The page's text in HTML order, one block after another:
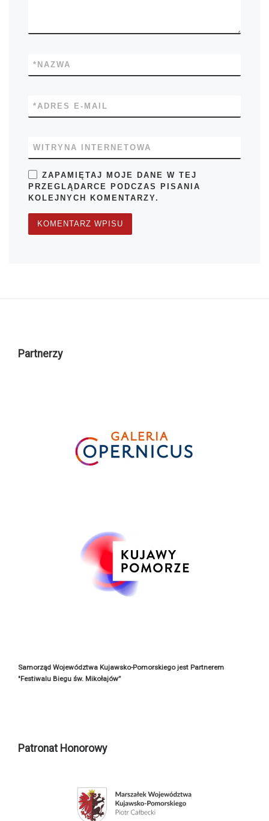
NAZWA
*
ADRES E-MAIL
*
WITRYNA INTERNETOWA
ZAPAMIĘTAJ MOJE DANE W TEJ
PRZEGLĄDARCE PODCZAS PISANIA
KOLEJNYCH KOMENTARZY.
Partnerzy
Samorząd Województwa Kujawsko-Pomorskiego jest Partnerem
"Festiwalu Biegu św. Mikołajów”
Patronat Honorowy